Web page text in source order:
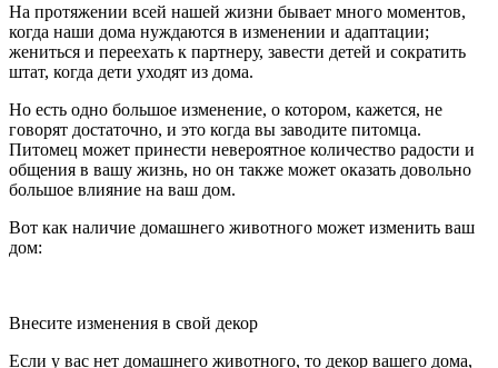
На протяжении всей нашей жизни бывает много моментов,
когда наши дома нуждаются в изменении и адаптации;
жениться и переехать к партнеру, завести детей и сократить
штат, когда дети уходят из дома.
Но есть одно большое изменение, о котором, кажется, не
говорят достаточно, и это когда вы заводите питомца.
Питомец может принести невероятное количество радости и
общения в вашу жизнь, но он также может оказать довольно
большое влияние на ваш дом.
Вот как наличие домашнего животного может изменить ваш
дом:
Внесите изменения в свой декор
Если у вас нет домашнего животного, то декор вашего дома,